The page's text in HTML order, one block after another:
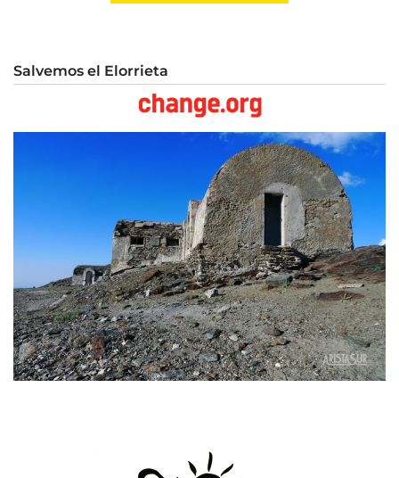
Salvemos el Elorrieta